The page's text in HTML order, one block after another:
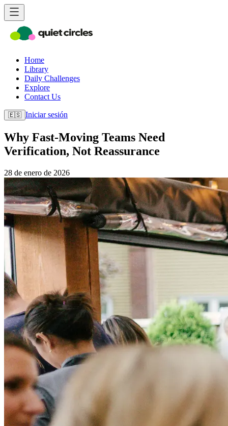
Home
Library
Daily Challenges
Explore
Contact Us
🇪🇸 Iniciar sesión
Why Fast-Moving Teams Need
Verification, Not Reassurance
28 de enero de 2026